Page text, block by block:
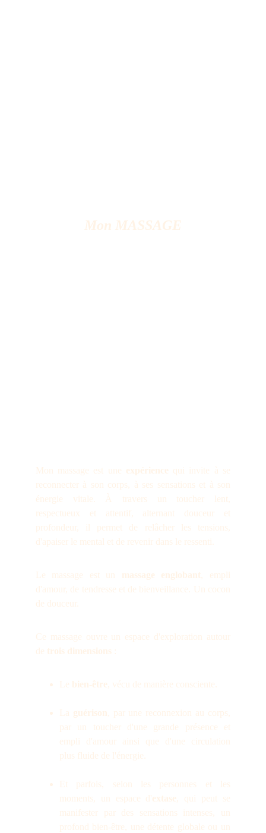
Mon massage est une expérience qui invite à se
reconnecter à son corps, à ses sensations et à son
énergie vitale. À travers un toucher lent,
respectueux et attentif, alternant douceur et
profondeur, il permet de relâcher les tensions,
d'apaiser le mental et de revenir dans le ressenti.
Le massage est un massage englobant
, empli
d'amour, de tendresse et de bienveillance. Un cocon
de douceur.
Ce massage ouvre un espace d'exploration autour
de trois dimensions
Le bien-être , vécu de manière consciente.
La guérison , par une reconnexion au corps,
par un toucher d'une grande présence et
empli d'amour ainsi que d'une circulation
plus fluide de l'énergie.
Et parfois, selon les personnes et les
moments, un espace d'extase , qui peut se
manifester par des sensations intenses, un
profond bien-être, une détente globale ou un
Mon MASSAGE